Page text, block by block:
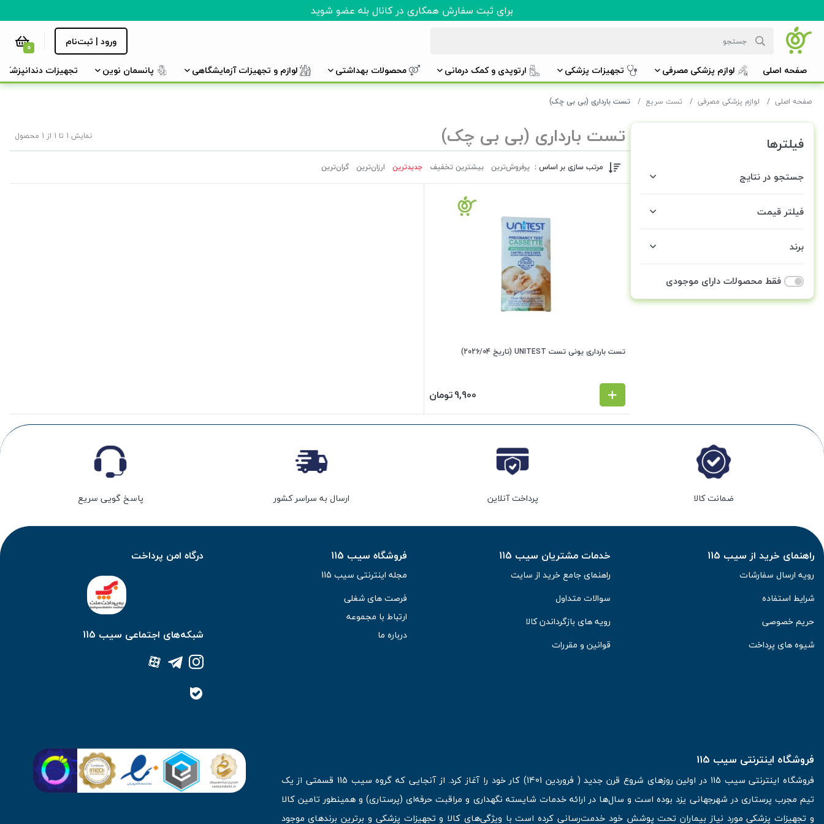
برای ثبت سفارش همکاری در کانال بله عضو شوید
ورود | ثبت‌نام 0
صفحه اصلی لوازم پزشکی مصرفی تجهیزات پزشکی ارتوپدی و کمک درمانی محصولات بهداشتی لوازم و تجهیزات آزمایشگاهی پانسمان نوین تجهیزات دندانپزشکی
صفحه اصلی لوازم پزشکی مصرفی تست سریع تست بارداری (بی بی چک)
فیلترها
جستجو در نتایج
فیلتر قیمت
برند
فقط محصولات دارای موجودی
تست بارداری (بی بی چک) نمایش 1 تا 1 از 1 محصول
مرتب سازی بر اساس : پرفروش‌ترین‌ بیشترین تخفیف جدیدترین ارزان‌ترین گران‌ترین
تست بارداری یونی تست UNITEST (تاریخ 2026/04)
9,900تومان
ضمانت کالا پرداخت آنلاین ارسال به سراسر کشور پاسخ گویی سریع
راهنمای خرید از سیب 115
رویه ارسال سفارشات
شرایط استفاده
حریم خصوصی
شیوه های پرداخت
خدمات مشتریان سیب 115
راهنمای جامع خرید از سایت
سوالات متداول
رویه های بازگرداندن کالا
قوانین و مقررات
فروشگاه سیب 115
مجله اینترنتی سیب 115
فرصت های شغلی
ارتباط با مجموعه
درباره ما
درگاه امن پرداخت
شبکه‌های اجتماعی سیب 115
فروشگاه اینترنتی سیب 115
فروشگاه اینترنتی سیب 115 در اولین روزهای شروع قرن جدید ( فروردین 1401) کار خود را آغاز کرد. از آنجایی که گروه سیب 115 قسمتی از یک
تیم مجرب پرستاری در شهرجهانی یزد بوده است و سال‌ها در ارائه خدمات شایسته نگهداری و مراقبت حرفه‌ای (پرستاری) و همینطور تامین کالا
و تجهیزات پزشکی مورد نیاز بیماران تحت پوشش خود خدمت‌رسانی کرده است با ویژگی‌های کالا و تجهیزات پزشکی و برترین برندهای موجود